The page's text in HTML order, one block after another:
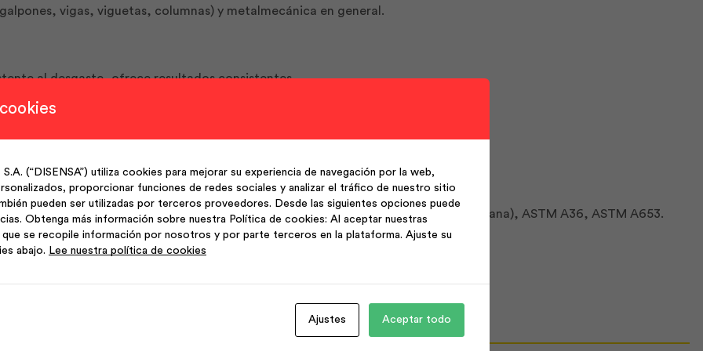
vigas, viguetas, columnas) y metalmecánica en general.
al desgaste, ofrece resultados consistentes
columnas y usos de metalmecánica en general.
Fabricados a partir de rollos o flejes. Normas: NTE INEN 1623 (Ecuatoriana), ASTM A36, ASTM A653.
(“DISENSA”) utiliza cookies para mejorar su experiencia de navegación por la web,
proporcionar funciones de redes sociales y analizar el tráfico de nuestro sitio
pueden ser utilizadas por terceros proveedores. Desde las siguientes opciones puede
Obtenga más información sobre nuestra Política de cookies: Al aceptar nuestras
se recopile información por nosotros y por parte terceros en la plataforma. Ajuste su
abajo. Lee nuestra política de cookies
Ajustes Aceptar todo